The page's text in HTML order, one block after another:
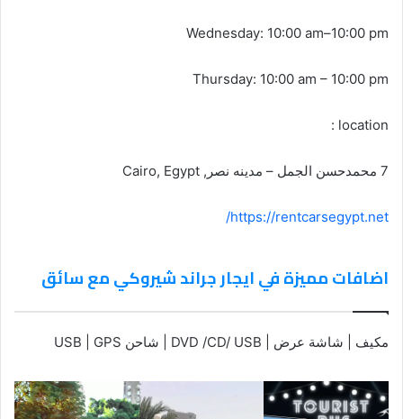
Wednesday: 10:00 am–10:00 pm
Thursday: 10:00 am – 10:00 pm
location :
7 محمدحسن الجمل – مدينه نصر, Cairo, Egypt
https://rentcarsegypt.net/
اضافات مميزة في ايجار جراند شيروكي مع سائق
مكيف | شاشة عرض | DVD /CD/ USB | شاحن USB | GPS